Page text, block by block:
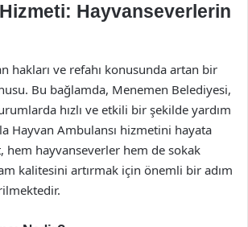
Hayvanseverlerin
hakları ve refahı konusunda artan bir
Bu bağlamda, Menemen Belediyesi,
hızlı ve etkili bir şekilde yardım
Hayvan Ambulansı hizmetini hayata
hem hayvanseverler hem de sokak
kalitesini artırmak için önemli bir adım